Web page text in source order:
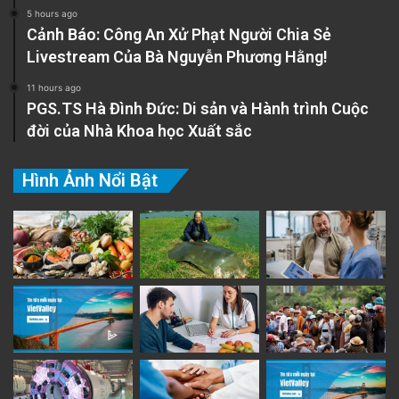
5 hours ago
Cảnh Báo: Công An Xử Phạt Người Chia Sẻ
Livestream Của Bà Nguyễn Phương Hằng!
11 hours ago
PGS.TS Hà Đình Đức: Di sản và Hành trình Cuộc
đời của Nhà Khoa học Xuất sắc
Hình Ảnh Nổi Bật